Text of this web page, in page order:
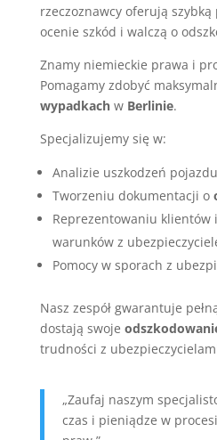
rzeczoznawcy oferują szybką
ocenie szkód i walczą o
Znamy niemieckie prawa i
Pomagamy zdobyć
wypadkachw Berlinie.
Specjalizujemy się w:
Analizie uszkodzeń
Tworzeniu dokumentacji o
Reprezentowaniu klientów
warunków z
Pomocy w sporach z
Nasz zespół gwarantuje
dostają swoje
trudności z
„Zaufaj naszym
czas i pieniądze w